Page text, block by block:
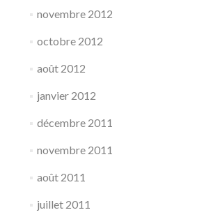
novembre 2012
octobre 2012
août 2012
janvier 2012
décembre 2011
novembre 2011
août 2011
juillet 2011